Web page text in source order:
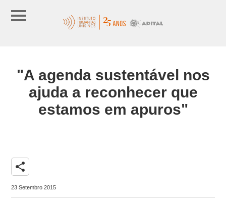
"A agenda sustentável nos
ajuda a reconhecer que
estamos em apuros"
share
23 Setembro 2015